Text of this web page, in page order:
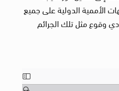
الأممية الدولية على جميع
وقوع مثل تلك الجرائم